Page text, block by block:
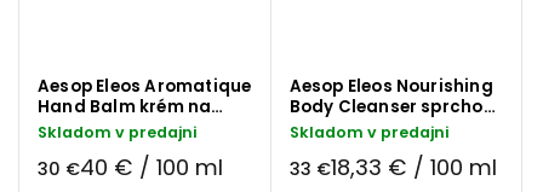
Aesop Eleos Aromatique
Hand Balm krém na
ruky 75 ml
Skladom v predajni
30 €40 € / 100 ml
Aesop Eleos Nourishing
Body Cleanser sprchový
gél 180 ml
Skladom v predajni
33 €18,33 € / 100 ml